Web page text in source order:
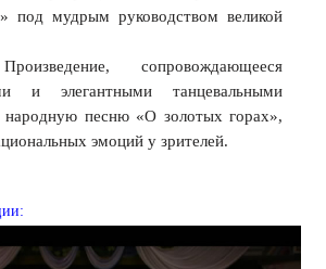
под мудрым руководством великой
сопровождающееся
и элегантными танцевальными
песню «О золотых горах»,
эмоций у зрителей.